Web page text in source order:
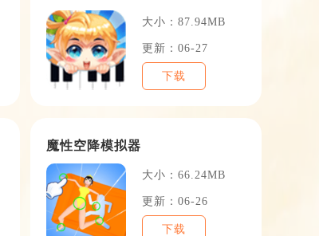
大小：87.94MB
更新：06-27
下载
魔性空降模拟器
大小：66.24MB
更新：06-26
下载